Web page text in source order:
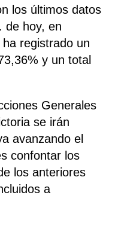
los últimos datos
de hoy, en
registrado un
y un total
Generales
se irán
avanzando el
confontar los
los anteriores
a